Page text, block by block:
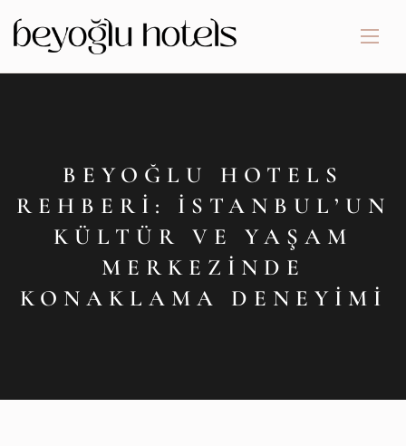
BEYOĞLU HOTELS
REHBERI: İSTANBUL’UN
KÜLTÜR VE YAŞAM
MERKEZINDE
KONAKLAMA DENEYIMI